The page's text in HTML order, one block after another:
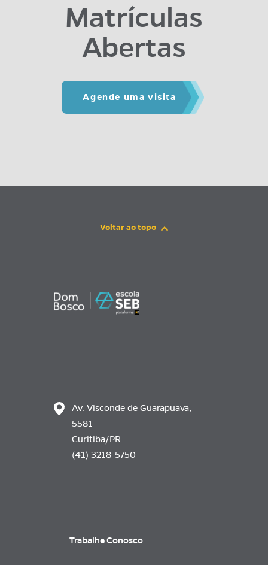
Matrículas
Abertas
Agende uma visita
Av. Visconde de Guarapuava,
5581
Curitiba/PR
(41) 3218-5750
Trabalhe Conosco